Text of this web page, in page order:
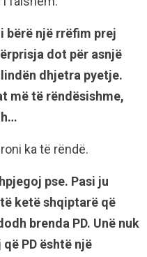
bërë një rrëfim prej
dot për asnjë
dhjetra pyetje.
më të rëndësishme,
ka të rëndë.
pse. Pasi ju
ketë shqiptarë që
brenda PD. Unë nuk
PD është një